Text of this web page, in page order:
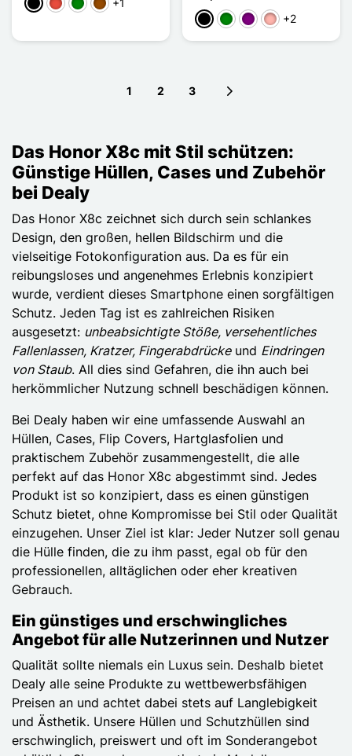
Schwarz
Rot GrünBraun
+1
Schwarz
GrünViolettRoségold
+2
1 2 3
Das Honor X8c mit Stil schützen:
Günstige Hüllen, Cases und Zubehör
bei Dealy
Das Honor X8c zeichnet sich durch sein schlankes
Design, den großen, hellen Bildschirm und die
vielseitige Fotokonfiguration aus. Da es für ein
reibungsloses und angenehmes Erlebnis konzipiert
wurde, verdient dieses Smartphone einen sorgfältigen
Schutz. Jeden Tag ist es zahlreichen Risiken
ausgesetzt: unbeabsichtigte Stöße, versehentliches
Fallenlassen, Kratzer, Fingerabdrückeund Eindringen
von Staub. All dies sind Gefahren, die ihn auch bei
herkömmlicher Nutzung schnell beschädigen können.
Bei Dealy haben wir eine umfassende Auswahl an
Hüllen, Cases, Flip Covers, Hartglasfolien und
praktischem Zubehör zusammengestellt, die alle
perfekt auf das Honor X8c abgestimmt sind. Jedes
Produkt ist so konzipiert, dass es einen günstigen
Schutz bietet, ohne Kompromisse bei Stil oder Qualität
einzugehen. Unser Ziel ist klar: Jeder Nutzer soll genau
die Hülle finden, die zu ihm passt, egal ob für den
professionellen, alltäglichen oder eher kreativen
Gebrauch.
Ein günstiges und erschwingliches
Angebot für alle Nutzerinnen und Nutzer
Qualität sollte niemals ein Luxus sein. Deshalb bietet
Dealy alle seine Produkte zu wettbewerbsfähigen
Preisen an und achtet dabei stets auf Langlebigkeit
und Ästhetik. Unsere Hüllen und Schutzhüllen sind
erschwinglich, preiswert und oft im Sonderangebot